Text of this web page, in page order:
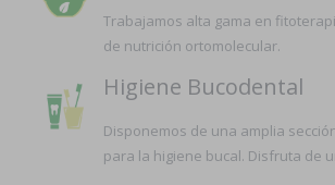
Trabajamos alta gama en
de nutrición ortomolecular.
Higiene Bucodental
Disponemos de una amplia
para la higiene bucal. Disfruta de